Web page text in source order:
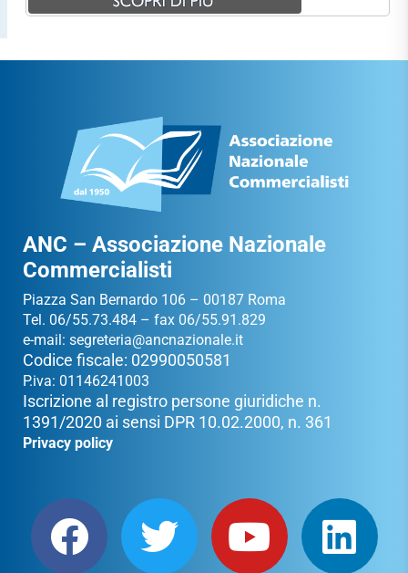
ANC – Associazione Nazionale
Commercialisti
Piazza San Bernardo 106 – 00187 Roma
Tel. 06/55.73.484 – fax 06/55.91.829
e-mail: segreteria@ancnazionale.it
Codice fiscale: 02990050581
P.iva: 01146241003
Iscrizione al registro persone giuridiche n.
1391/2020 ai sensi DPR 10.02.2000, n. 361
Privacy policy